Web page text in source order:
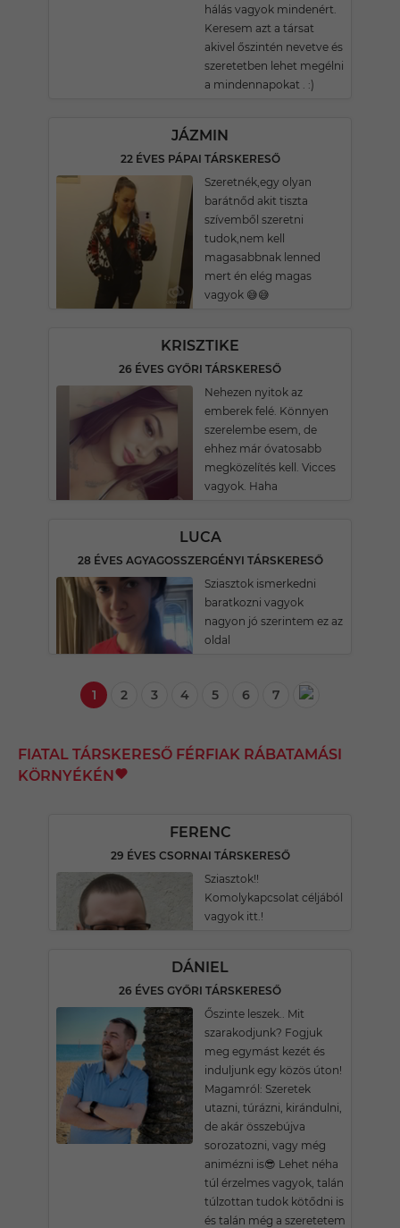
hálás vagyok mindenért.
Keresem azt a társat
akivel őszintén nevetve és
szeretetben lehet megélni
a mindennapokat . :)
JÁZMIN
22 ÉVES PÁPAI TÁRSKERESŐ
Szeretnék,egy olyan
barátnőd akit tiszta
szívemből szeretni
tudok,nem kell
magasabbnak lenned
mert én elég magas
vagyok 😅😅
KRISZTIKE
26 ÉVES GYŐRI TÁRSKERESŐ
Nehezen nyitok az
emberek felé. Könnyen
szerelembe esem, de
ehhez már óvatosabb
megközelítés kell. Vicces
vagyok. Haha
LUCA
28 ÉVES AGYAGOSSZERGÉNYI TÁRSKERESŐ
Sziasztok ismerkedni
baratkozni vagyok
nagyon jó szerintem ez az
oldal
1 2 3 4 5 6 7
FIATAL TÁRSKERESŐ FÉRFIAK RÁBATAMÁSI
KÖRNYÉKÉN
FERENC
29 ÉVES CSORNAI TÁRSKERESŐ
Sziasztok!!
Komolykapcsolat céljából
vagyok itt.!
DÁNIEL
26 ÉVES GYŐRI TÁRSKERESŐ
Őszinte leszek.. Mit
szarakodjunk? Fogjuk
meg egymást kezét és
induljunk egy közös úton!
Magamról: Szeretek
utazni, túrázni, kirándulni,
de akár összebújva
sorozatozni, vagy még
animézni is😎 Lehet néha
túl érzelmes vagyok, talán
túlzottan tudok kötődni is
és talán még a szeretetem